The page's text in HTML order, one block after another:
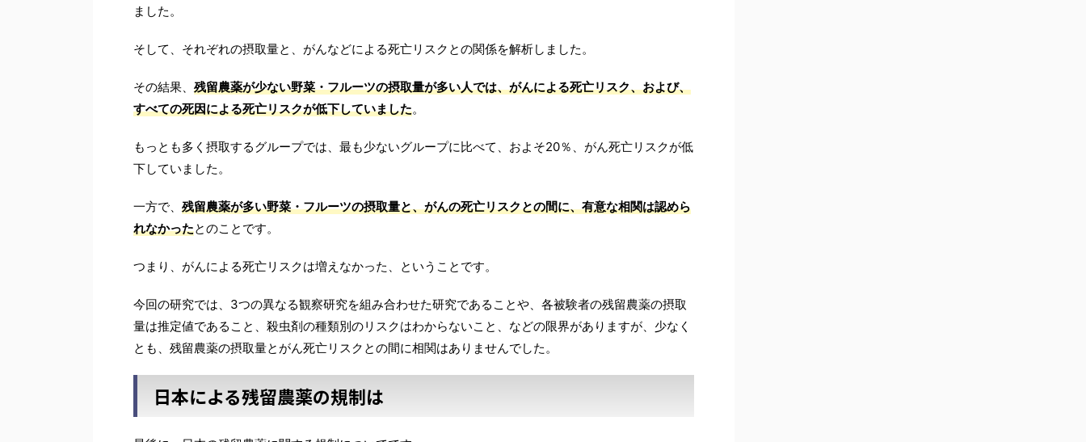
ました。
そして、それぞれの摂取量と、がんなどによる死亡リスクとの関係を解析しました。
その結果、 残留農薬が少ない野菜・フルーツの摂取量が多い人では、がんによる死亡リスク、および、
すべての死因による死亡リスクが低下していました。
もっとも多く摂取するグループでは、最も少ないグループに比べて、およそ20％、がん死亡リスクが低
下していました。
一方で、 残留農薬が多い野菜・フルーツの摂取量と、がんの死亡リスクとの間に、有意な相関は認めら
れなかったとのことです。
つまり、がんによる死亡リスクは増えなかった、ということです。
今回の研究では、3つの異なる観察研究を組み合わせた研究であることや、各被験者の残留農薬の摂取
量は推定値であること、殺虫剤の種類別のリスクはわからないこと、などの限界がありますが、少なく
とも、残留農薬の摂取量とがん死亡リスクとの間に相関はありませんでした。
日本による残留農薬の規制は